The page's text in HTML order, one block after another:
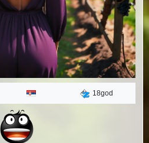
18god